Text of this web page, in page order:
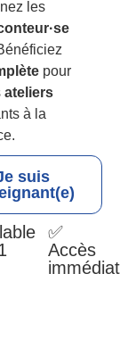
les
pour
ateliers
à la
suis
✅
Accès
immédiat